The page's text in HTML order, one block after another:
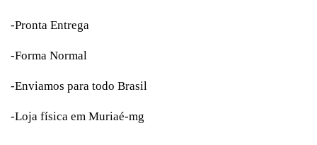
-Pronta Entrega
-Forma Normal
-Enviamos para todo Brasil
-Loja física em Muriaé-mg